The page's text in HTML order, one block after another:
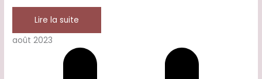
Lire la suite
août 2023